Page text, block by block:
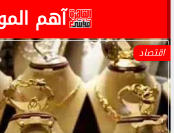
آهم
اقتصاد